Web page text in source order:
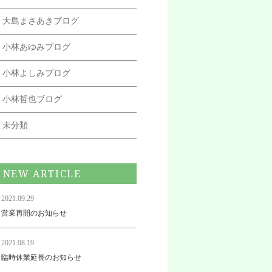
大島まさあきブログ
小林あゆみブログ
小林よしみブログ
小林哲也ブログ
未分類
NEW ARTICLE
2021.09.29
営業再開のお知らせ
2021.08.19
臨時休業延長のお知らせ